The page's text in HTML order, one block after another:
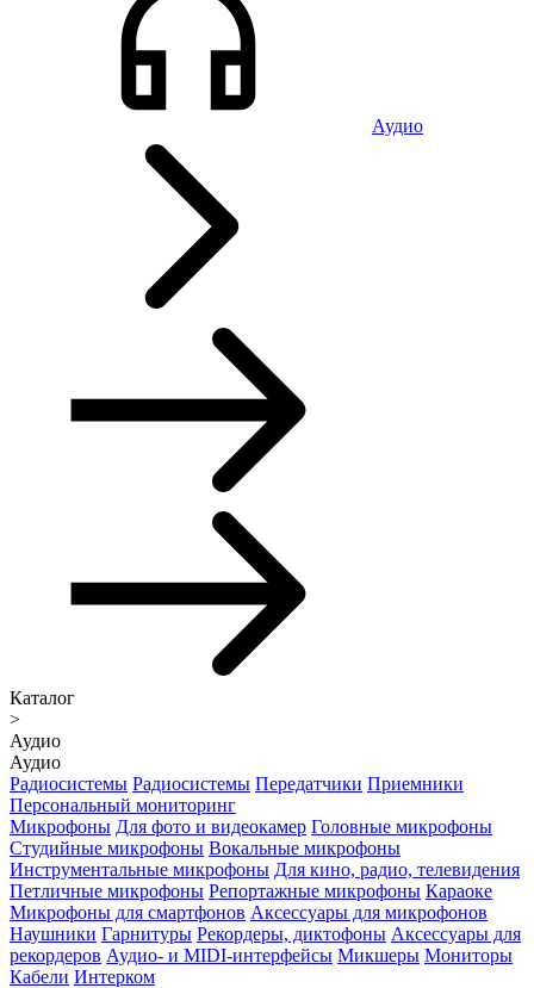
Аудио
Каталог
>
Аудио
Аудио
Радиосистемы Радиосистемы Передатчики Приемники
Персональный мониторинг
Микрофоны Для фото и видеокамер Головные микрофоны
Студийные микрофоны Вокальные микрофоны
Инструментальные микрофоны Для кино, радио, телевидения
Петличные микрофоны Репортажные микрофоны Караоке
Микрофоны для смартфонов Аксессуары для микрофонов
Наушники Гарнитуры Рекордеры, диктофоны Аксессуары для
рекордеров Аудио- и MIDI-интерфейсы Микшеры Мониторы
Кабели Интерком